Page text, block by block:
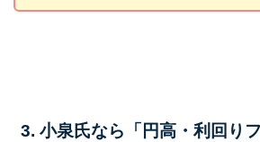
3. 小泉氏なら「円高・利回り